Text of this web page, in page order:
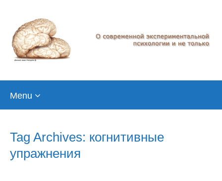
Menu
Tag Archives: когнитивные
упражнения